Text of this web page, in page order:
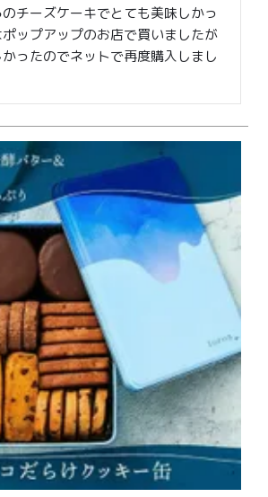
¥6,000〜
お問い合わせ
シー
づく表記
チーズケーキでとても美味しかっ
ップアップのお店で買いましたが
ったのでネットで再度購入しまし